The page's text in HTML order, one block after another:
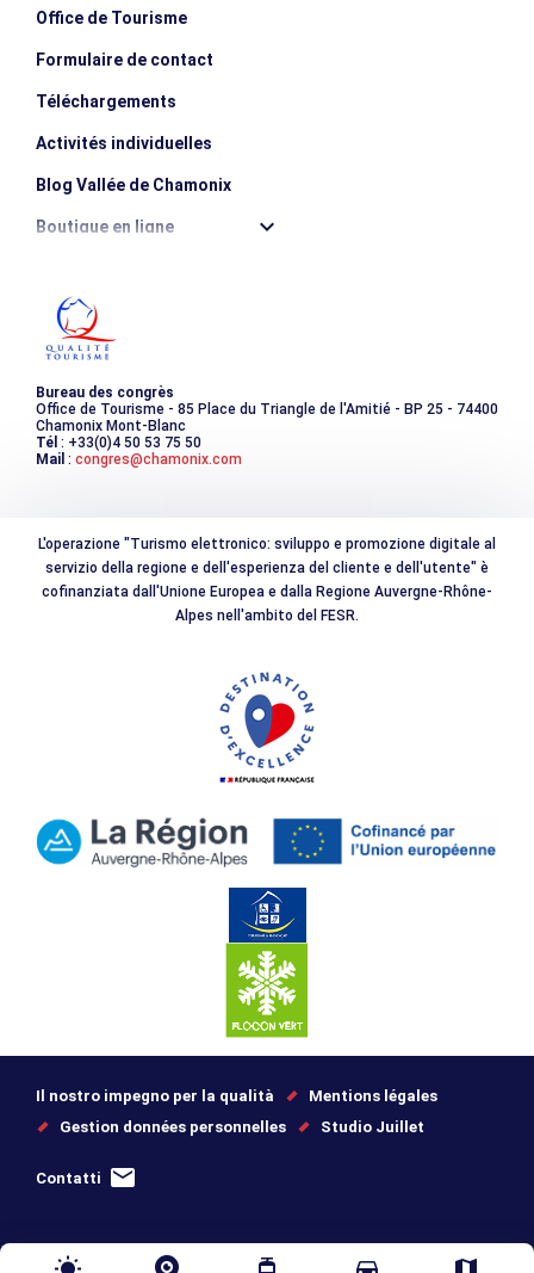
Office de Tourisme
Formulaire de contact
Téléchargements
Activités individuelles
Blog Vallée de Chamonix
Boutique en ligne
Les incontournables
Photothèque
Bureau des congrès
Office de Tourisme - 85 Place du Triangle de l'Amitié - BP 25 - 74400
Chamonix Mont-Blanc
Tél : +33(0)4 50 53 75 50
Mail : congres@chamonix.com
L'operazione "Turismo elettronico: sviluppo e promozione digitale al
servizio della regione e dell'esperienza del cliente e dell'utente" è
cofinanziata dall'Unione Europea e dalla Regione Auvergne-Rhône-
Alpes nell'ambito del FESR.
Il nostro impegno per la qualità
Mentions légales
Gestion données personnelles
Studio Juillet
Contatti